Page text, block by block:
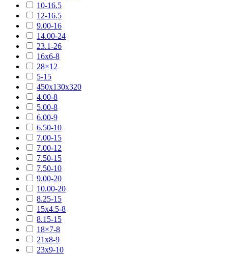
10-16.5
12-16.5
9.00-16
14.00-24
23.1-26
16х6-8
28×12
5-15
450х130х320
4.00-8
5.00-8
6.00-9
6.50-10
7.00-15
7.00-12
7.50-15
7.50-10
9.00-20
10.00-20
8.25-15
15х4.5-8
8.15-15
18×7-8
21х8-9
23х9-10